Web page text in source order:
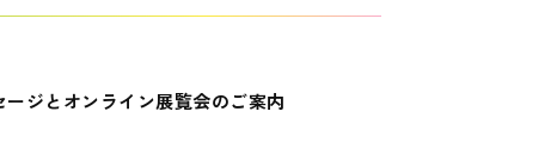
ジとオンライン展覧会のご案内